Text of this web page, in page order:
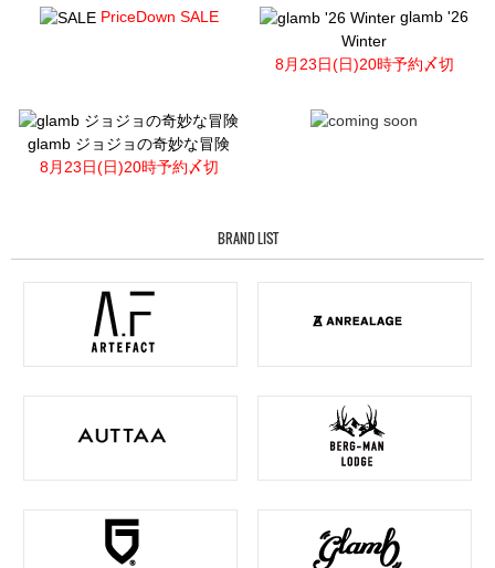
PriceDown SALE
glamb '26
Winter
8月23日(日)20時予約〆切
glamb ジョジョの奇妙な冒険
8月23日(日)20時予約〆切
BRAND LIST